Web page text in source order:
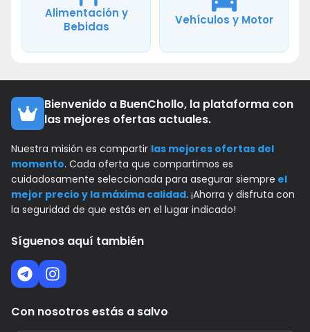
Alimentación y
Bebidas
Vehículos y Motor
Bienvenido a BuenChollo, la plataforma con
las mejores ofertas actuales.
Nuestra misión es compartir las mejores ofertas del
momento. Cada oferta que compartimos es
cuidadosamente seleccionada para asegurar siempre el
mejor precio y la máxima calidad. ¡Ahorra y disfruta con
la seguridad de que estás en el lugar indicado!
Síguenos aquí también
Con nosotros estás a salvo